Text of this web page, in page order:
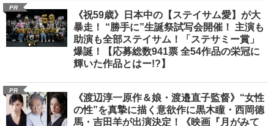
PR
《祝59歳》日本中の【ステイサム愛】が大
暴走！ “勝手に”生誕祭試写会開催！ 主演も
助演も全部ステイサム！「ステサミー賞」
爆誕！【応募総数941票 全54作品の栄冠に
輝いた作品とはー!?】
PR
《渡辺淳一原作＆娘・渡邉直子監督》“女性
の性”を真摯に描く意欲作に黒木瞳・西岡德
馬・吉田羊が出演決定！《映画『月がみて